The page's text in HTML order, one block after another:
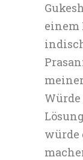
einem
würde